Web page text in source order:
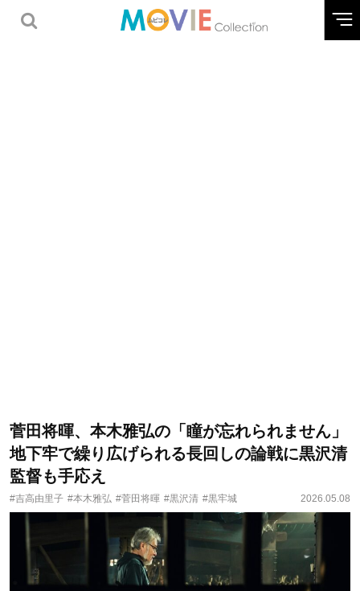
菅田将暉、本木雅弘の「瞳が忘れられません」
地下牢で繰り広げられる長回しの論戦に黒沢清
監督も手応え
#吉高由里子 #本木雅弘 #菅田将暉 #黒沢清 #黒牢城 2026.05.08